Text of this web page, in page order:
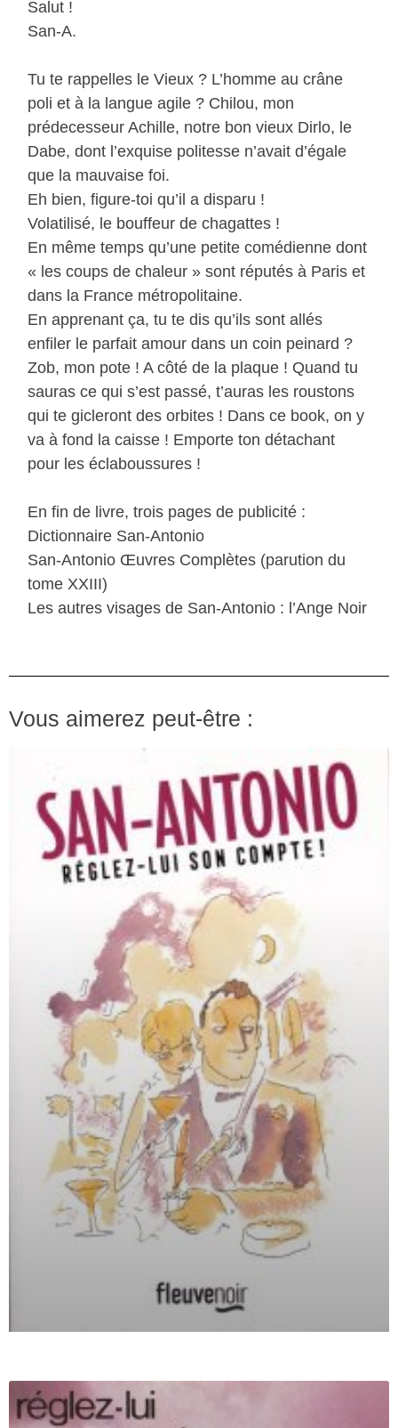
Salut !
San-A.
Tu te rappelles le Vieux ? L’homme au crâne
poli et à la langue agile ? Chilou, mon
prédecesseur Achille, notre bon vieux Dirlo, le
Dabe, dont l’exquise politesse n’avait d’égale
que la mauvaise foi.
Eh bien, figure-toi qu’il a disparu !
Volatilisé, le bouffeur de chagattes !
En même temps qu’une petite comédienne dont
« les coups de chaleur » sont réputés à Paris et
dans la France métropolitaine.
En apprenant ça, tu te dis qu’ils sont allés
enfiler le parfait amour dans un coin peinard ?
Zob, mon pote ! A côté de la plaque ! Quand tu
sauras ce qui s’est passé, t’auras les roustons
qui te gicleront des orbites ! Dans ce book, on y
va à fond la caisse ! Emporte ton détachant
pour les éclaboussures !
En fin de livre, trois pages de publicité :
Dictionnaire San-Antonio
San-Antonio Œuvres Complètes (parution du
tome XXIII)
Les autres visages de San-Antonio : l’Ange Noir
Vous aimerez peut-être :